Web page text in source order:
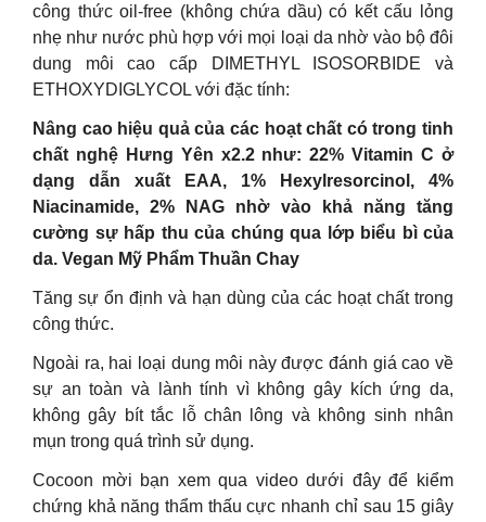
công thức oil-free (không chứa dầu) có kết cấu lỏng
nhẹ như nước phù hợp với mọi loại da nhờ vào bộ đôi
dung môi cao cấp DIMETHYL ISOSORBIDE và
ETHOXYDIGLYCOL với đặc tính:
Nâng cao hiệu quả của các hoạt chất có trong tinh
chất nghệ Hưng Yên x2.2 như: 22% Vitamin C ở
dạng dẫn xuất EAA, 1% Hexylresorcinol, 4%
Niacinamide, 2% NAG nhờ vào khả năng tăng
cường sự hấp thu của chúng qua lớp biểu bì của
da. Vegan Mỹ Phẩm Thuần Chay
Tăng sự ổn định và hạn dùng của các hoạt chất trong
công thức.
Ngoài ra, hai loại dung môi này được đánh giá cao về
sự an toàn và lành tính vì không gây kích ứng da,
không gây bít tắc lỗ chân lông và không sinh nhân
mụn trong quá trình sử dụng.
Cocoon mời bạn xem qua video dưới đây để kiểm
chứng khả năng thẩm thấu cực nhanh chỉ sau 15 giây